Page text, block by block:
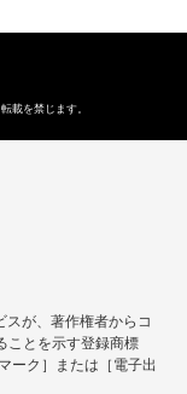
載を禁じます。
が、著作権者からコ
ことを示す登録商標
ーク］または［電子出